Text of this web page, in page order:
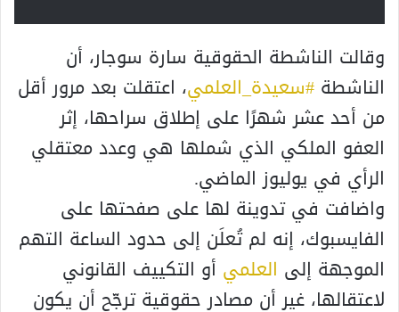
وقالت الناشطة الحقوقية سارة سوجار، أن
الناشطة #سعيدة_العلمي، اعتقلت بعد مرور أقل
من أحد عشر شهرًا على إطلاق سراحها، إثر
العفو الملكي الذي شملها هي وعدد معتقلي
الرأي في يوليوز الماضي.
واضافت في تدوينة لها على صفحتها على
الفايسبوك، إنه لم تُعلَن إلى حدود الساعة التهم
الموجهة إلى العلمي أو التكييف القانوني
لاعتقالها، غير أن مصادر حقوقية ترجّح أن يكون